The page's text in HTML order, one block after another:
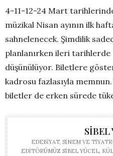
4-11-12-24 Mart
müzikal Nisan ayının ilk
sahnelenecek. Şimdilik
planlanırken ileri tarihlerde
düşünülüyor. Biletlere
kadrosu fazlasıyla
biletler de erken sürede
SIBEL
EDEBIYAT, SINEM VE
EDITÖRÜMÜZ SIBEL YÜCEL,